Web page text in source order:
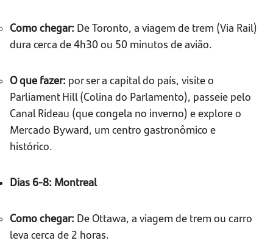
Como chegar: De Toronto, a viagem de trem (Via Rail)
dura cerca de 4h30 ou 50 minutos de avião.
O que fazer: por ser a capital do país, visite o
Parliament Hill (Colina do Parlamento), passeie pelo
Canal Rideau (que congela no inverno) e explore o
Mercado Byward, um centro gastronômico e
histórico.
Dias 6-8: Montreal
Como chegar: De Ottawa, a viagem de trem ou carro
leva cerca de 2 horas.